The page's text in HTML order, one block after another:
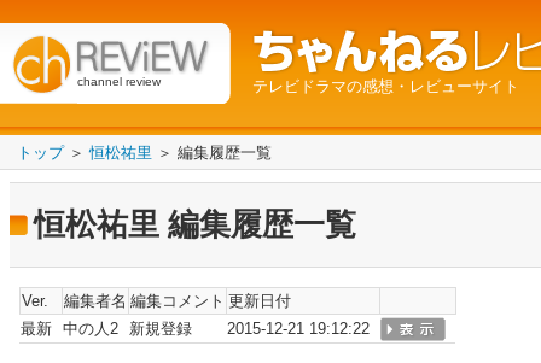
channel review テレビドラマの感想・レビューサイト
トップ＞恒松祐里 ＞ 編集履歴一覧
恒松祐里 編集履歴一覧
Ver. 編集者名 編集コメント 更新日付
最新 中の人2 新規登録 2015-12-21 19:12:22